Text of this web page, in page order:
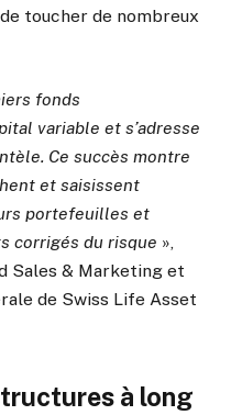
toucher de nombreux
fonds
variable et s’adresse
Ce succès montre
et saisissent
portefeuilles et
corrigés du risque »,
Sales & Marketing et
de Swiss Life Asset
à long